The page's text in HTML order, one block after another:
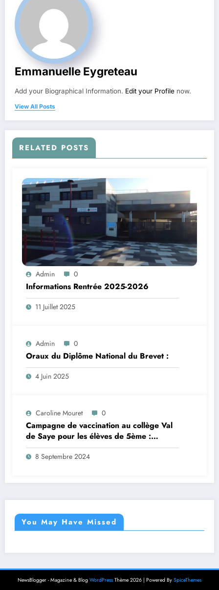
Emmanuelle Eygreteau
Add your Biographical Information. Edit your Profile now.
View All Posts
RELATED POSTS
Admin 0
Informations Rentrée 2025-2026
11 Juillet 2025
Admin 0
Oraux du Diplôme National du Brevet :
4 Juin 2025
Caroline Mouret 0
Campagne de vaccination au collège Val
de Saye pour les élèves de 5ème :
inscription en ligne avant le 28 septembre
2024
8 Septembre 2024
You May Have Missed
NewsBlogger - Magazine & Blog WordPress Thème 2026 | Powered By SpiceThemes